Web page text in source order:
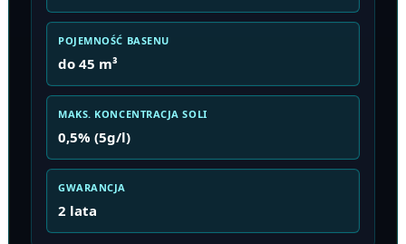
POJEMNOŚĆ BASENU
do 45 m³
MAKS. KONCENTRACJA SOLI
0,5% (5g/l)
GWARANCJA
2 lata